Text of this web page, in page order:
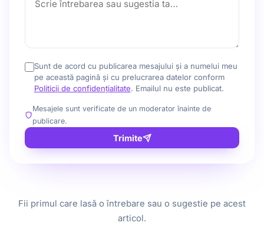
Sunt de acord cu publicarea mesajului și a numelui meu
pe această pagină și cu prelucrarea datelor conform
Politicii de confidențialitate. Emailul nu este publicat.
Mesajele sunt verificate de un moderator înainte de
publicare.
Trimite
Fii primul care lasă o întrebare sau o sugestie pe acest
articol.